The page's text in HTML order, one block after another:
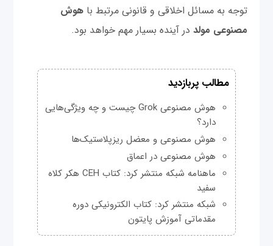
توجه به مسائل اخلاقی و قانونی مرتبط باهوش
مصنوعی مولد در آینده بسیار مهم خواهد بود.
مطالب پربازدید
هوش مصنوعی Grok چیست و چه ویژگی‌هایی
دارد؟
هوش مصنوعی و معضل ریزپلاستیک‌ها
هوش مصنوعی در اعماق
ماهنامه شبکه منتشر کرد: کتاب CEH هکر کلاه
سفید
شبکه منتشر کرد: کتاب الکترونیکی دوره
مقدماتی آموزش پایتون